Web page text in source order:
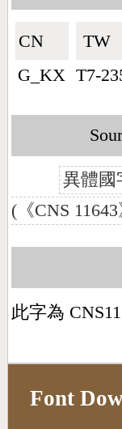
CN🇨🇳
G_KX
TW🇹🇼
T7-
異體國
(《CNS
此字為
Font